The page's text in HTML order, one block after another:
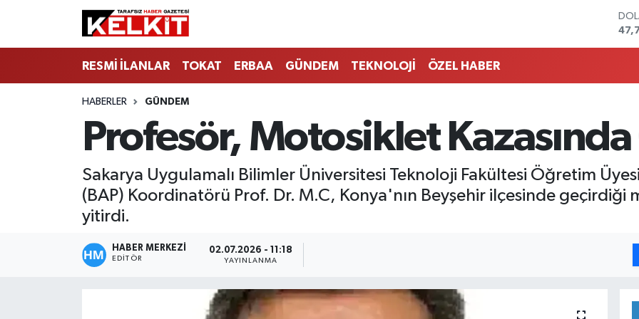
RESMİ İLANLAR TOKAT ERBAA GÜNDEM TEKNOLOJİ ÖZEL HABER
HABERLER GÜNDEM
Profesör, Motosiklet
Sakarya Uygulamalı Bilimler Üniversitesi Teknoloji Fakültesi Öğretim
(BAP) Koordinatörü Prof. Dr. M.C, Konya'nın Beyşehir ilçesinde geçirdiği
yitirdi.
HABER MERKEZİ
EDITÖR
02.07.2026 - 11:18
YAYINLANMA